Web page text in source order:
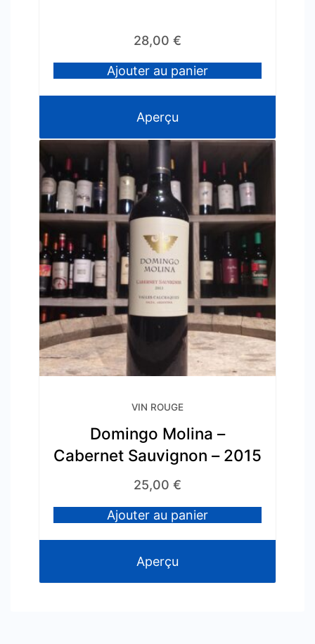
28,00 €
Ajouter au panier
Aperçu
VIN ROUGE
Domingo Molina –
Cabernet Sauvignon – 2015
25,00 €
Ajouter au panier
Aperçu